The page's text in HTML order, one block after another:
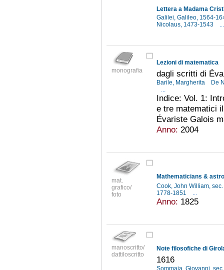
Lettera a Madama
Galilei, Galileo, 1564-
Nicolaus, 1473-1543
...
monografia
Lezioni di matematica
dagli scritti di
Barile, Margherita
De
...
Indice: Vol. 1:
e tre matematici
Évariste Galois
Anno: 2004
mat.
grafico/
foto
Mathematicians &
Cook, John William,
1778-1851
...
Anno: 1825
manoscritto/
dattiloscritto
Note filosofiche di
1616
Sommaia, Giovanni,